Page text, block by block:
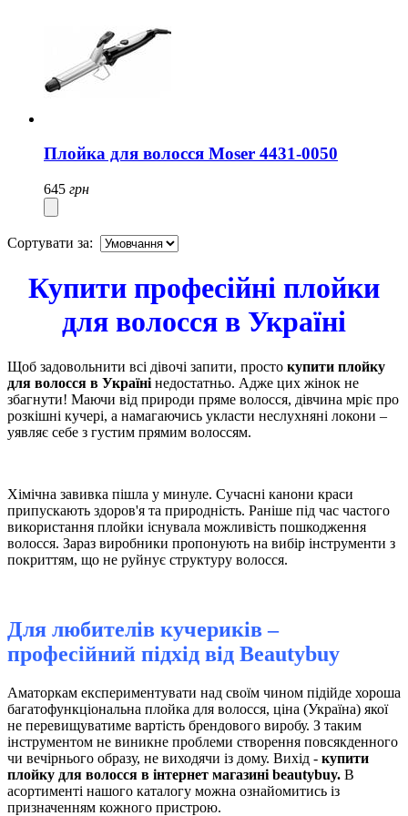
Плойка для волосся Moser 4431-0050
645 грн
Сортувати за:
Купити професійні плойки
для волосся в Україні
Щоб задовольнити всі дівочі запити, просто купити плойку
для волосся в Україні недостатньо. Адже цих жінок не
збагнути! Маючи від природи пряме волосся, дівчина мріє про
розкішні кучері, а намагаючись укласти неслухняні локони –
уявляє себе з густим прямим волоссям.
Хімічна завивка пішла у минуле. Сучасні канони краси
припускають здоров'я та природність. Раніше під час частого
використання плойки існувала можливість пошкодження
волосся. Зараз виробники пропонують на вибір інструменти з
покриттям, що не руйнує структуру волосся.
Для любителів кучериків –
професійний підхід від Вeautybuy
Аматоркам експериментувати над своїм чином підійде хороша
багатофункціональна плойка для волосся, ціна (Україна) якої
не перевищуватиме вартість брендового виробу. З таким
інструментом не виникне проблеми створення повсякденного
чи вечірнього образу, не виходячи із дому. Вихід - купити
плойку для волосся в інтернет магазині beautybuy. В
асортименті нашого каталогу можна ознайомитись із
призначенням кожного пристрою.